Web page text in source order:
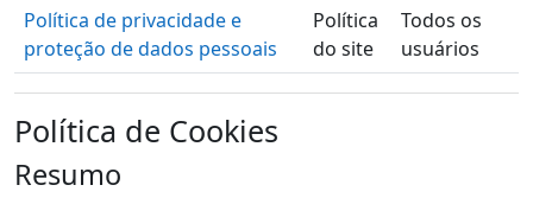
Política de privacidade e
proteção de dados pessoais
Política
do site
Todos os
usuários
Política de Cookies
Resumo